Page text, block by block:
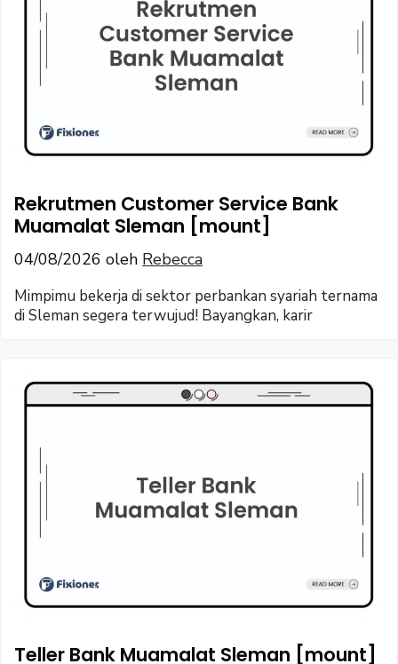
Rekrutmen Customer Service Bank
Muamalat Sleman [mount]
04/08/2026 oleh Rebecca
Mimpimu bekerja di sektor perbankan syariah ternama
di Sleman segera terwujud! Bayangkan, karir
Teller Bank Muamalat Sleman [mount]